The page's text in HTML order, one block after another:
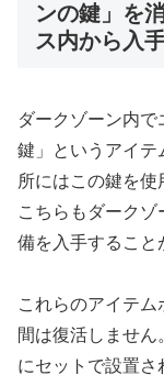
ンの鍵」を
ス内から入
ダークゾーン内
鍵」というアイテ
所にはこの鍵を使
こちらもダーク
備を入手すること
これらのアイテ
間は復活しません
にセットで設置さ